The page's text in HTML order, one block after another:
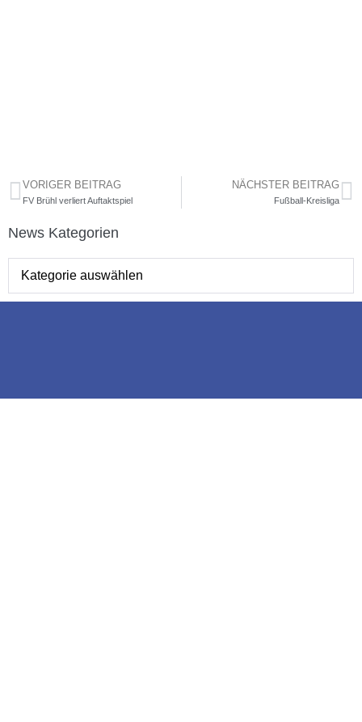
VORIGER BEITRAG
FV Brühl verliert Auftaktspiel
NÄCHSTER BEITRAG
Fußball-Kreisliga
News Kategorien